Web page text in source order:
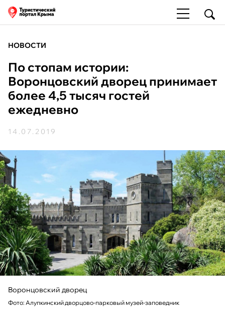
НОВОСТИ
По стопам истории:
Воронцовский дворец принимает
более 4,5 тысяч гостей
ежедневно
14.07.2019
Воронцовский дворец
Фото: Алупкинский дворцово-парковый музей-заповедник